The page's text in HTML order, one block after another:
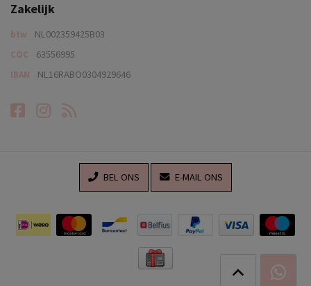
Zakelijk
btw NL002359425B03
COC 63556995
IBAN NL16RABO0304929646
Facebook
Instagram
RSS-feed
BEL ONS E-MAIL ONS